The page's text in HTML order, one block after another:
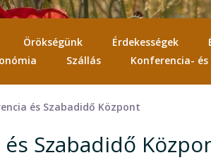
Örökségünk Érdekességek
Szállás Konferencia-
és Szabadidő Központ
Szabadidő